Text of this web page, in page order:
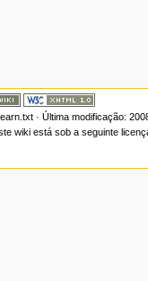
· Última modificação:
wiki está sob a seguinte